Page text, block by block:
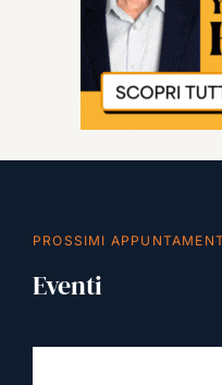
PROSSIMI
Eventi